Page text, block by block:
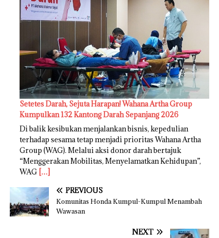
Setetes Darah, Sejuta Harapan! Wahana Artha Group
Kumpulkan 132 Kantong Darah Sepanjang 2026
Di balik kesibukan menjalankan bisnis, kepedulian
terhadap sesama tetap menjadi prioritas Wahana Artha
Group (WAG). Melalui aksi donor darah bertajuk
“Menggerakan Mobilitas, Menyelamatkan Kehidupan”,
WAG […]
PREVIOUS
Komunitas Honda Kumpul-Kumpul Menambah
Wawasan
NEXT